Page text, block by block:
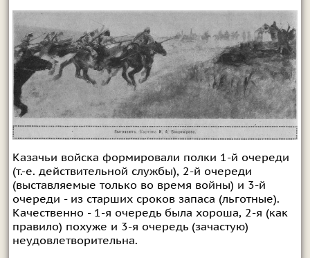
Казачьи войска формировали полки 1-й очереди
(т.-е. действительной службы), 2-й очереди
(выставляемые только во время войны) и 3-й
очереди - из старших сроков запаса (льготные).
Качественно - 1-я очередь была хороша, 2-я (как
правило) похуже и 3-я очередь (зачастую)
неудовлетворительна.